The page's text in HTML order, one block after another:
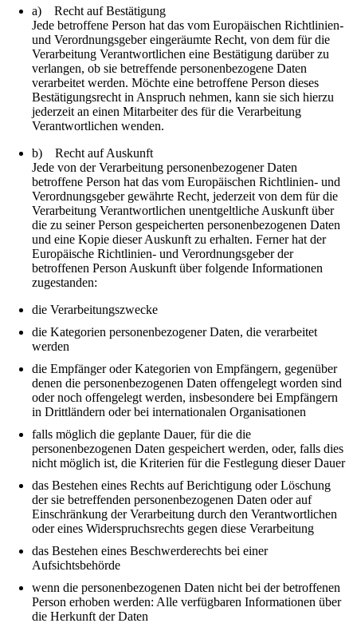
a) Recht auf Bestätigung
Jede betroffene Person hat das vom Europäischen Richtlinien-
und Verordnungsgeber eingeräumte Recht, von dem für die
Verarbeitung Verantwortlichen eine Bestätigung darüber zu
verlangen, ob sie betreffende personenbezogene Daten
verarbeitet werden. Möchte eine betroffene Person dieses
Bestätigungsrecht in Anspruch nehmen, kann sie sich hierzu
jederzeit an einen Mitarbeiter des für die Verarbeitung
Verantwortlichen wenden.
b) Recht auf Auskunft
Jede von der Verarbeitung personenbezogener Daten
betroffene Person hat das vom Europäischen Richtlinien- und
Verordnungsgeber gewährte Recht, jederzeit von dem für die
Verarbeitung Verantwortlichen unentgeltliche Auskunft über
die zu seiner Person gespeicherten personenbezogenen Daten
und eine Kopie dieser Auskunft zu erhalten. Ferner hat der
Europäische Richtlinien- und Verordnungsgeber der
betroffenen Person Auskunft über folgende Informationen
zugestanden:
die Verarbeitungszwecke
die Kategorien personenbezogener Daten, die verarbeitet
werden
die Empfänger oder Kategorien von Empfängern, gegenüber
denen die personenbezogenen Daten offengelegt worden sind
oder noch offengelegt werden, insbesondere bei Empfängern
in Drittländern oder bei internationalen Organisationen
falls möglich die geplante Dauer, für die die
personenbezogenen Daten gespeichert werden, oder, falls dies
nicht möglich ist, die Kriterien für die Festlegung dieser Dauer
das Bestehen eines Rechts auf Berichtigung oder Löschung
der sie betreffenden personenbezogenen Daten oder auf
Einschränkung der Verarbeitung durch den Verantwortlichen
oder eines Widerspruchsrechts gegen diese Verarbeitung
das Bestehen eines Beschwerderechts bei einer
Aufsichtsbehörde
wenn die personenbezogenen Daten nicht bei der betroffenen
Person erhoben werden: Alle verfügbaren Informationen über
die Herkunft der Daten